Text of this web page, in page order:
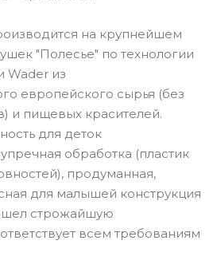
на крупнейшем
"Полесье" по технологии
Wader из
европейского сырья (без
и пищевых красителей.
для деток
обработка (пластик
продуманная,
для малышей конструкция
строжайшую
всем требованиям